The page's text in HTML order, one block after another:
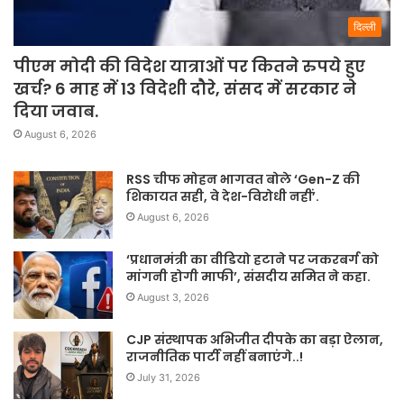
दिल्ली
पीएम मोदी की विदेश यात्राओं पर कितने रुपये हुए
खर्च? 6 माह में 13 विदेशी दौरे, संसद में सरकार ने
दिया जवाब.
August 6, 2026
RSS चीफ मोहन भागवत बोले ‘Gen-Z की
शिकायत सही, वे देश-विरोधी नहीं’.
August 6, 2026
‘प्रधानमंत्री का वीडियो हटाने पर जकरबर्ग को
मांगनी होगी माफी’, संसदीय समित ने कहा.
August 3, 2026
CJP संस्थापक अभिजीत दीपके का बड़ा ऐलान,
राजनीतिक पार्टी नहीं बनाएंगे..!
July 31, 2026